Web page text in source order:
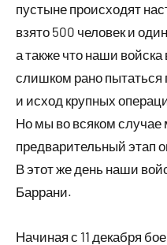
пустыне происходят
взято 500 человек и
а также что наши
слишком рано пытаться
и исход крупных
Но мы во всяком случае
предварительный этап
В этот же день наши
Баррани.
Начиная с 11 декабря